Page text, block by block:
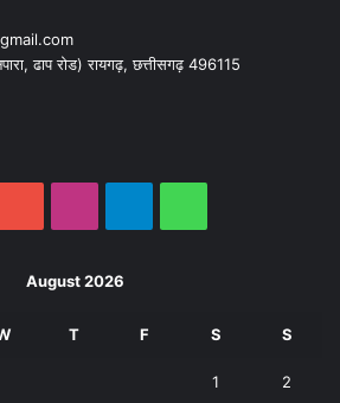
ढाप रोड) रायगढ़, छत्तीसगढ़ 496115
August 2026
T F S S
1 2